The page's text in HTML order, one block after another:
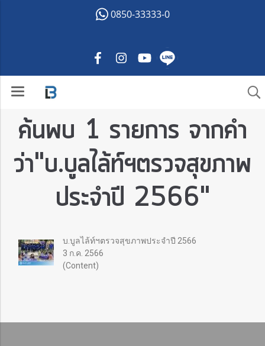
0850-33333-0
ค้นพบ 1 รายการ จากคำ
ว่า"บ.บูลไล้ท์ฯตรวจสุขภาพ
ประจำปี 2566"
บ.บูลไล้ท์ฯตรวจสุขภาพประจำปี 2566
3 ก.ค. 2566
(Content)